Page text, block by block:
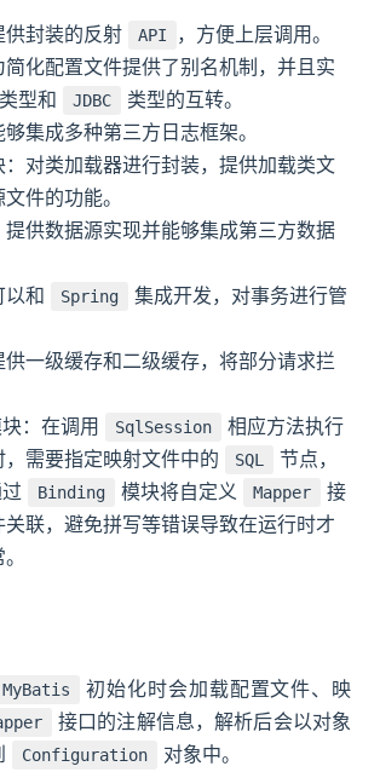
供封装的反射 API
，方便上层调用。
简化配置文件提供了别名机制，并且实
类型和 JDBC
类型的互转。
集成多种第三方日志框架。
：对类加载器进行封装，提供加载类文
件的功能。
供数据源实现并能够集成第三方数据
以和
Spring
集成开发，对事务进行管
一级缓存和二级缓存，将部分请求拦
：在调用 SqlSession
相应方法执行
需要指定映射文件中的
SQL 节点，
Binding 模块将自定义 Mapper
接
关联，避免拼写等错误导致在运行时才
MyBatis
初始化时会加载配置文件、映
接口的注解信息，解析后会以对象
Configuration 对象中。